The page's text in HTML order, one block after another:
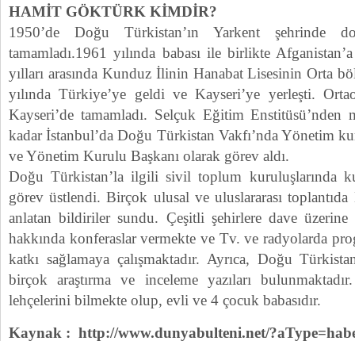
HAMİT GÖKTÜRK KİMDİR?
1950’de Doğu Türkistan’ın Yarkent şehrinde
tamamladı.1961 yılında babası ile birlikte
yılları arasında Kunduz İlinin Hanabat Lisesinin Orta
yılında Türkiye’ye geldi ve Kayseri’ye yerleşti.
Kayseri’de tamamladı. Selçuk Eğitim Enstitüsü’nden
kadar İstanbul’da Doğu Türkistan Vakfı’nda Yönetim
ve Yönetim Kurulu Başkanı olarak görev aldı.
Doğu Türkistan’la ilgili sivil toplum kuruluşlarında
görev üstlendi. Birçok ulusal ve uluslararası toplantıda
anlatan bildiriler sundu. Çeşitli şehirlere dave
hakkında konferaslar vermekte ve Tv. ve radyolarda
katkı sağlamaya çalışmaktadır. Ayrıca, Doğu
birçok araştırma ve inceleme yazıları
lehçelerini bilmekte olup, evli ve 4 çocuk babasıdır.
Kaynak : http://www.dunyabulteni.net/